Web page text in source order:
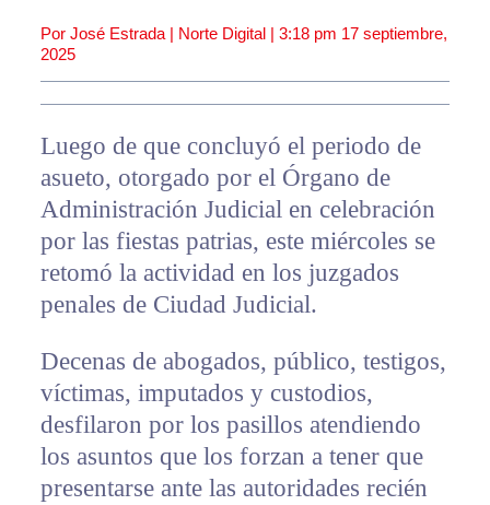
Por José Estrada | Norte Digital | 3:18 pm 17 septiembre,
2025
Luego de que concluyó el periodo de
asueto, otorgado por el Órgano de
Administración Judicial en celebración
por las fiestas patrias, este miércoles se
retomó la actividad en los juzgados
penales de Ciudad Judicial.
Decenas de abogados, público, testigos,
víctimas, imputados y custodios,
desfilaron por los pasillos atendiendo
los asuntos que los forzan a tener que
presentarse ante las autoridades recién